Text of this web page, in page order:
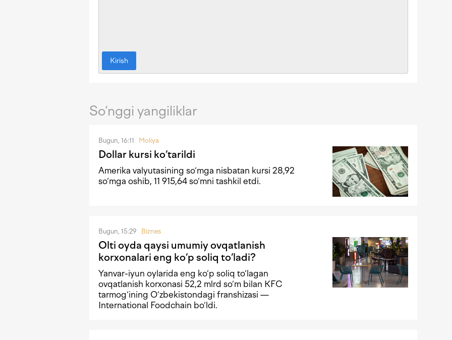
Kirish
So‘nggi yangiliklar
Bugun, 16:11 Moliya
Dollar kursi ko‘tarildi
Amerika valyutasining so‘mga nisbatan kursi 28,92
so‘mga oshib, 11 915,64 so‘mni tashkil etdi.
Bugun, 15:29 Biznes
Olti oyda qaysi umumiy ovqatlanish
korxonalari eng ko‘p soliq to‘ladi?
Yanvar-iyun oylarida eng ko‘p soliq to‘lagan
ovqatlanish korxonasi 52,2 mlrd so‘m bilan KFC
tarmog‘ining O‘zbekistondagi franshizasi —
International Foodchain bo‘ldi.